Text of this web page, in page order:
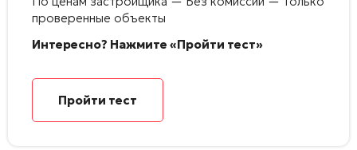
проверенные объекты
Интересно? Нажмите «Пройти тест»
Пройти тест